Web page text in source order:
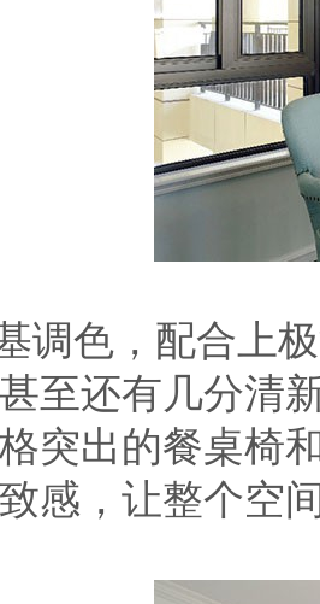
调色，配合上
至还有几分清
突出的餐桌椅
感，让整个空